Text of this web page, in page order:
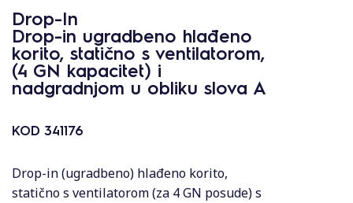
Drop-In
Drop-in ugradbeno hlađeno
korito, statično s ventilatorom,
(4 GN kapacitet) i
nadgradnjom u obliku slova A
KOD 341176
Drop-in (ugradbeno) hlađeno korito,
statično s ventilatorom (za 4 GN posude) s